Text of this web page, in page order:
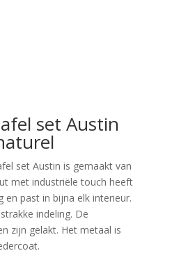
set Austin
set Austin is gemaakt van
met industriële touch heeft
en past in bijna elk interieur.
indeling. De
zijn gelakt. Het metaal is